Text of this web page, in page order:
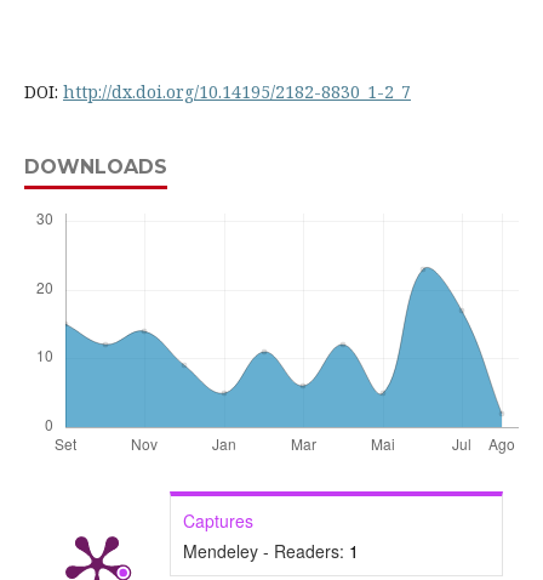
DOI: http://dx.doi.org/10.14195/2182-8830_1-2_7
DOWNLOADS
Captures
Mendeley - Readers: 1